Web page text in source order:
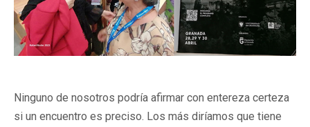
Ninguno de nosotros podría afirmar con entereza certeza
si un encuentro es preciso. Los más diríamos que tiene